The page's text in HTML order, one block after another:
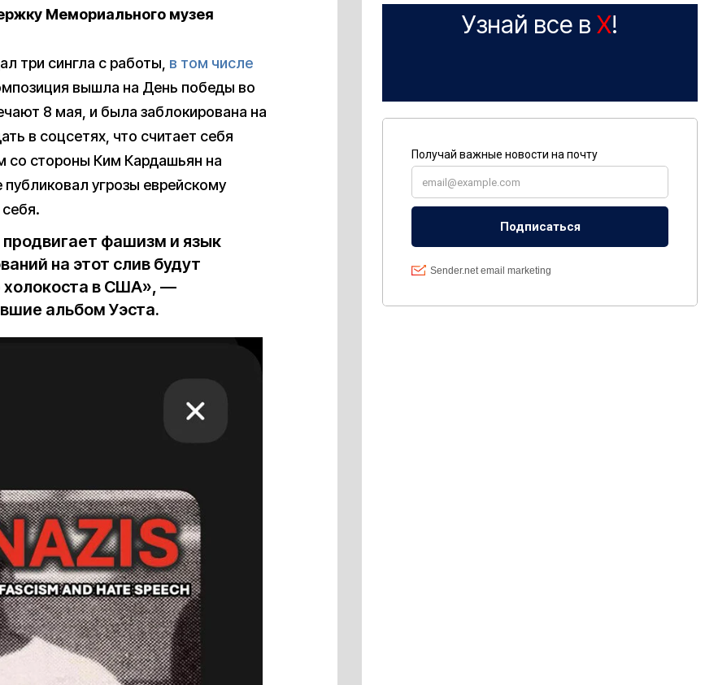
Мемориального музея
три сингла с работы, в том числе
вышла на День победы во
8 мая, и была заблокирована на
в соцсетях, что считает себя
со стороны Ким Кардашьян на
угрозы еврейскому
фашизм и язык
на этот слив будут
в США», —
альбом Уэста.
Узнай все в X!